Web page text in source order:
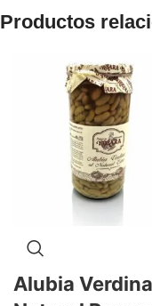
Productos
Alubia Verdina